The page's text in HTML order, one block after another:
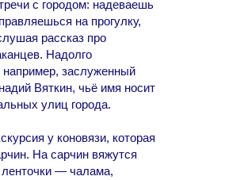
с городом: надеваешь
на прогулку,
рассказ про
Надолго
например, заслуженный
Вяткин, чьё имя носит
улиц города.
у коновязи, которая
На сарчин вяжутся
— чалама,